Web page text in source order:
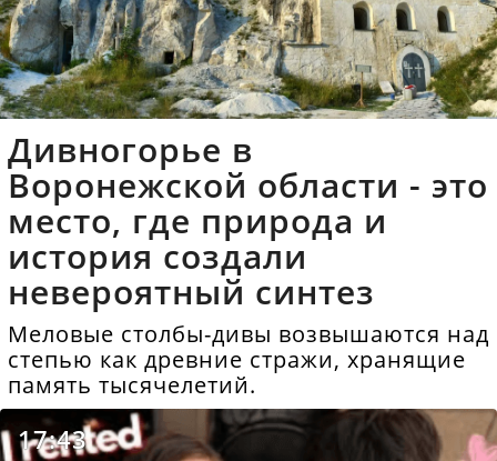
Дивногорье в
Воронежской области - это
место, где природа и
история создали
невероятный синтез
Меловые столбы-дивы возвышаются над
степью как древние стражи, хранящие
память тысячелетий.
17:43